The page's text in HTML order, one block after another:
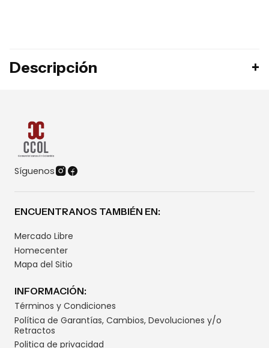
Descripción
Síguenos
ENCUENTRANOS TAMBIÉN EN:
Mercado Libre
Homecenter
Mapa del Sitio
INFORMACIÓN:
Términos y Condiciones
Política de Garantías, Cambios, Devoluciones y/o
Retractos
Politica de privacidad